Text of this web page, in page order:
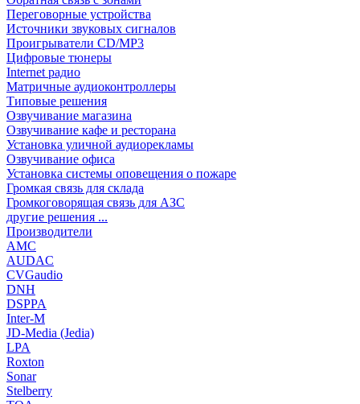
Переговорные устройства
Источники звуковых сигналов
Проигрыватели CD/MP3
Цифровые тюнеры
Internet радио
Матричные аудиоконтроллеры
Типовые решения
Озвучивание магазина
Озвучивание кафе и ресторана
Установка уличной аудиорекламы
Озвучивание офиса
Установка системы оповещения о пожаре
Громкая связь для склада
Громкоговорящая связь для АЗС
другие решения ...
Производители
AMC
AUDAC
CVGaudio
DNH
DSPPA
Inter-M
JD-Media (Jedia)
LPA
Roxton
Sonar
Stelberry